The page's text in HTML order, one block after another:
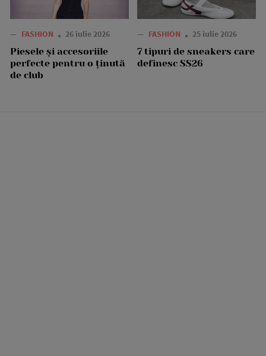
— FASHION 26 iulie 2026
Piesele și accesoriile
perfecte pentru o ținută
de club
— FASHION 25 iulie 2026
7 tipuri de sneakers care
definesc SS26